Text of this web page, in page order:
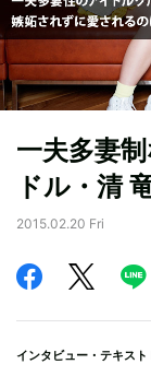
一夫多妻
ドル・清
2015.02.20 Fri
インタビュー・テキス